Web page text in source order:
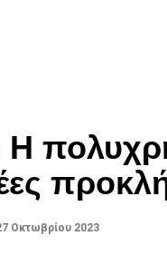
Η
Οκτωβρίου 2023